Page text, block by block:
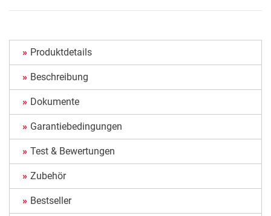
Produktdetails
Beschreibung
Dokumente
Garantiebedingungen
Test & Bewertungen
Zubehör
Bestseller